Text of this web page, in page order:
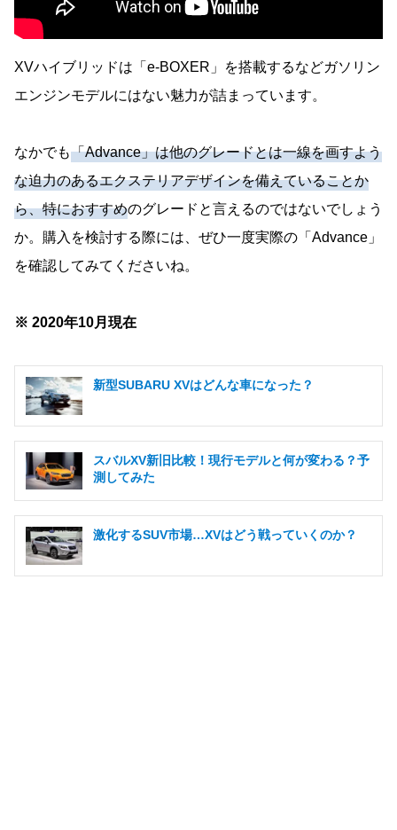
XVハイブリッドは「e-BOXER」を搭載するなどガソリン
エンジンモデルにはない魅力が詰まっています。
なかでも「Advance」は他のグレードとは一線を画すよう
な迫力のあるエクステリアデザインを備えていることか
ら、特におすすめのグレードと言えるのではないでしょう
か。購入を検討する際には、ぜひ一度実際の「Advance」
を確認してみてくださいね。
※ 2020年10月現在
新型SUBARU XVはどんな車になった？
スバルXV新旧比較！現行モデルと何が変わる？予
測してみた
激化するSUV市場…XVはどう戦っていくのか？